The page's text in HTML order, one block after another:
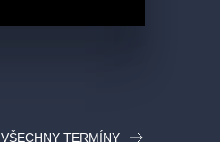
VŠECHNY TERMÍNY